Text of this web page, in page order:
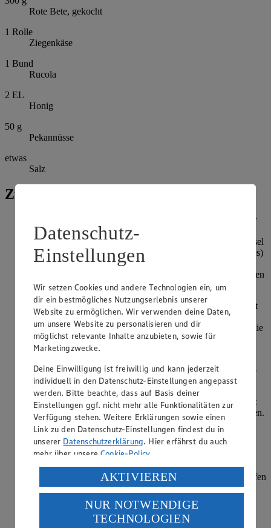
Rote Bete, gekocht
1 Rolle
Ziegenkäse
1 Bund
Rucola
2 EL
Honig
50 g
Pekannüsse
etwas
Salz
Zubereitung
Für das Champagner Mousse die Gelatine in kaltem Wasser
einweichen. Eier trennen und 3 Eigelb zusammen mit dem
Zucker, Zitronensaft und Champagner in einer Metallschüssel
verrühren. Die Metallschüssel in ein heißes (nicht kochendes)
Wasserbad geben und mit einem Handrührer so lange
schlagen, bis sie schaumig wird. Anschließend erkalten lassen
und dabei regelmäßig umrühren.
Ein Eiweiß mit einer Prise Salz steif schlagen, sowie separat
die Sahne mit Sahnesteif steif schlagen. Nacheinander
Gelatine (ohne das Wasser), Eischnee und Schlagsahne in die
kalte Masse unterrühren.
Kerne für die Deko zurückhalten. Das Püree durch ein Sieb
geben, so dass nur der Saft übrigbleibt.
2/3 der Creme auf Sektgläser verteilen. Den Granatapfelsaft
unter das übrige Drittel rühren und damit die Gläser auffüllen.
Mit den Granatapfelkernen dekorieren und für mindestens
eine Stunde kaltstellen.
Für die Rote-Bete-Crostinis Baguette der Länge nach
halbieren und in Stücke schneiden. Den Ziegenkäse darauf
krümeln. Käsebaguette bei 200 Grad ca. 5-6 Minuten im Ofen
backen.
In der Zwischenzeit die Rote Bete würfeln und zum
Abtropfen in ein Sieb geben. Pekannüsse fein hacken und
Datenschutz-
Einstellungen
Wir setzen Cookies und andere Technologien ein, um
dir ein bestmögliches Nutzungserlebnis unserer
Website zu ermöglichen. Wir verwenden deine Daten,
um unsere Website zu personalisieren und dir
möglichst relevante Inhalte anzubieten, sowie für
Marketingzwecke.
Deine Einwilligung ist freiwillig und kann jederzeit
individuell in den Datenschutz-Einstellungen angepasst
werden. Bitte beachte, dass auf Basis deiner
Einstellungen ggf. nicht mehr alle Funktionalitäten zur
Verfügung stehen. Weitere Erklärungen sowie einen
Link zu den Datenschutz-Einstellungen findest du in
unserer Datenschutzerklärung. Hier erfährst du auch
mehr über unsereCookie-Policy.
Verarbeitung deiner personenbezogenen Daten in den
USA durch Facebook und YouTube:
Wenn du auf „Aktivieren“ klickst, willigst du im Sinne
des Art. 49 Abs. 1 Satz 1 lit. a) DSGVO ein, dass deine
AKTIVIEREN
NUR NOTWENDIGE
TECHNOLOGIEN